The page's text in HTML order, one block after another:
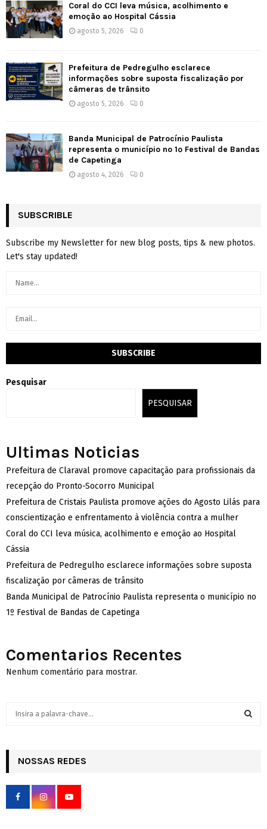
Coral do CCI leva música, acolhimento e
emoção ao Hospital Cássia
agosto 5, 2026 0
Prefeitura de Pedregulho esclarece
informações sobre suposta fiscalização por
câmeras de trânsito
agosto 5, 2026 0
Banda Municipal de Patrocínio Paulista
representa o município no 1º Festival de Bandas
de Capetinga
agosto 4, 2026 0
SUBSCRIBLE
Subscribe my Newsletter for new blog posts, tips & new photos.
Let's stay updated!
Pesquisar
PESQUISAR
Ultimas Noticias
Prefeitura de Claraval promove capacitação para profissionais da
recepção do Pronto-Socorro Municipal
Prefeitura de Cristais Paulista promove ações do Agosto Lilás para
conscientização e enfrentamento à violência contra a mulher
Coral do CCI leva música, acolhimento e emoção ao Hospital
Cássia
Prefeitura de Pedregulho esclarece informações sobre suposta
fiscalização por câmeras de trânsito
Banda Municipal de Patrocínio Paulista representa o município no
1º Festival de Bandas de Capetinga
Comentarios Recentes
Nenhum comentário para mostrar.
h
f
r
NOSSAS REDES